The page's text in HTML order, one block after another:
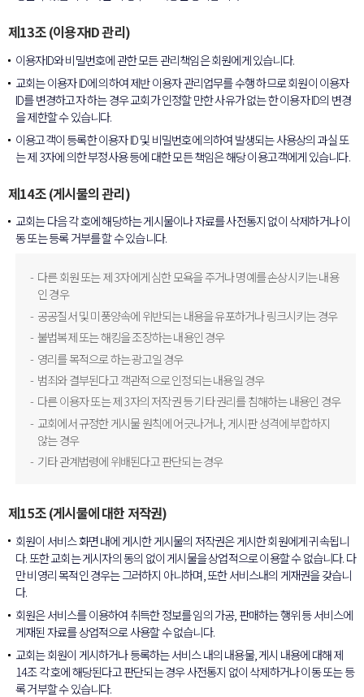
제13조 (이용자ID 관리)
이용자ID와 비밀번호에 관한 모든 관리책임은 회원에게 있습니다.
교회는 이용자 ID에 의하여 제반 이용자 관리업무를 수행 하므로 회원이 이용자
ID를 변경하고자 하는 경우 교회가 인정할 만한 사유가 없는 한 이용자 ID의 변경
을 제한할 수 있습니다.
이용고객이 등록한 이용자 ID 및 비밀번호에 의하여 발생되는 사용상의 과실 또
는 제 3자에 의한 부정사용 등에 대한 모든 책임은 해당 이용고객에게 있습니다.
제14조 (게시물의 관리)
교회는 다음 각 호에 해당하는 게시물이나 자료를 사전통지 없이 삭제하거나 이
동 또는 등록 거부를 할 수 있습니다.
다른 회원 또는 제 3자에게 심한 모욕을 주거나 명예를 손상시키는 내용
인 경우
공공질서 및 미풍양속에 위반되는 내용을 유포하거나 링크시키는 경우
불법복제 또는 해킹을 조장하는 내용인 경우
영리를 목적으로 하는 광고일 경우
범죄와 결부된다고 객관적으로 인정되는 내용일 경우
다른 이용자 또는 제 3자의 저작권 등 기타 권리를 침해하는 내용인 경우
교회에서 규정한 게시물 원칙에 어긋나거나, 게시판 성격에 부합하지
않는 경우
기타 관계법령에 위배된다고 판단되는 경우
제15조 (게시물에 대한 저작권)
회원이 서비스 화면 내에 게시한 게시물의 저작권은 게시한 회원에게 귀속됩니
다. 또한 교회는 게시자의 동의 없이 게시물을 상업적으로 이용할 수 없습니다. 다
만 비영리 목적인 경우는 그러하지 아니하며, 또한 서비스내의 게재권을 갖습니
다.
회원은 서비스를 이용하여 취득한 정보를 임의 가공, 판매하는 행위 등 서비스에
게재된 자료를 상업적으로 사용할 수 없습니다.
교회는 회원이 게시하거나 등록하는 서비스 내의 내용물, 게시 내용에 대해 제
14조 각 호에 해당된다고 판단되는 경우 사전통지 없이 삭제하거나 이동 또는 등
록 거부할 수 있습니다.